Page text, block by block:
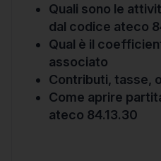
Quali sono le
dal codice ateco
Qual è il
associato
Contributi, tasse,
Come aprire
ateco 84.13.30